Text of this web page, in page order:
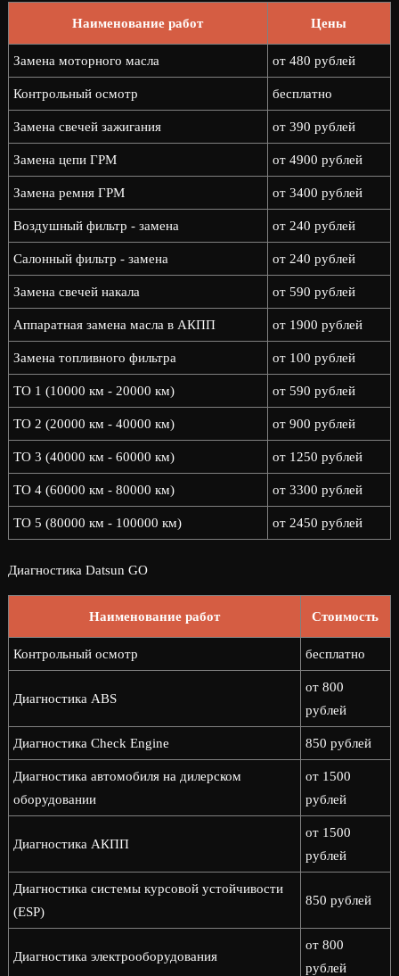
Наименование работ Цены
Замена моторного масла от 480 рублей
Контрольный осмотр бесплатно
Замена свечей зажигания от 390 рублей
Замена цепи ГРМ от 4900 рублей
Замена ремня ГРМ от 3400 рублей
Воздушный фильтр - замена от 240 рублей
Салонный фильтр - замена от 240 рублей
Замена свечей накала от 590 рублей
Аппаратная замена масла в АКПП от 1900 рублей
Замена топливного фильтра от 100 рублей
ТО 1 (10000 км - 20000 км) от 590 рублей
ТО 2 (20000 км - 40000 км) от 900 рублей
ТО 3 (40000 км - 60000 км) от 1250 рублей
ТО 4 (60000 км - 80000 км) от 3300 рублей
ТО 5 (80000 км - 100000 км) от 2450 рублей
Диагностика Datsun GO
Наименование работ Стоимость
Контрольный осмотр бесплатно
Диагностика ABS
от 800
рублей
Диагностика Check Engine 850 рублей
Диагностика автомобиля на дилерском
оборудовании
от 1500
рублей
Диагностика АКПП
от 1500
рублей
Диагностика системы курсовой устойчивости
(ESP)
850 рублей
Диагностика электрооборудования
от 800
рублей